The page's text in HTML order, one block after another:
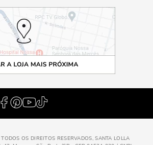
OS DIREITOS RESERVADOS, SANTA LOLLA